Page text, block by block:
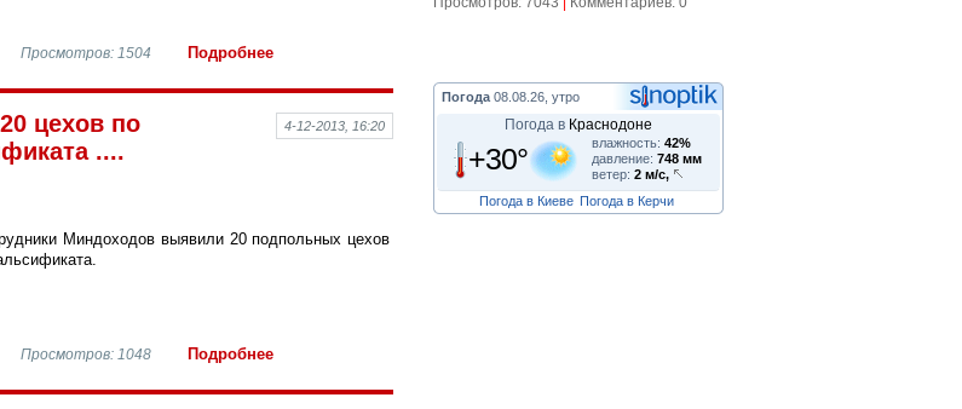
Просмотров: 1504 Подробнее
4-12-2013, 16:20
цехов по
....
Миндоходов выявили 20 подпольных цехов
Просмотров: 1048 Подробнее
Погода 08.08.26, утро
Погода в Краснодоне
+30° влажность: 42%
давление: 748 мм
ветер: 2 м/с,
Погода в Киеве Погода в Керчи